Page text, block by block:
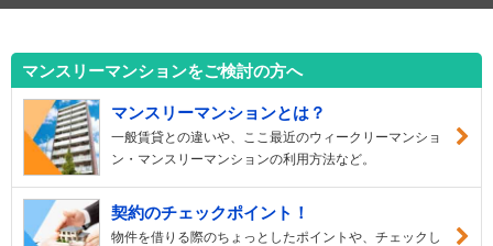
マンスリーマンションをご検討の方へ
マンスリーマンションとは？
一般賃貸との違いや、ここ最近のウィークリーマンショ
ン・マンスリーマンションの利用方法など。
契約のチェックポイント！
物件を借りる際のちょっとしたポイントや、チェックし